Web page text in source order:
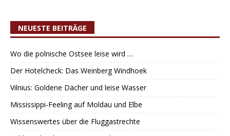
NEUESTE BEITRÄGE
Wo die polnische Ostsee leise wird …
Der Hotelcheck: Das Weinberg Windhoek
Vilnius: Goldene Dächer und leise Wasser
Mississippi-Feeling auf Moldau und Elbe
Wissenswertes über die Fluggastrechte